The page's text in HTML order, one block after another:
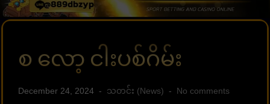
စ လော့ ငါးပစ်ဂိမ်း
December 24, 2024 သတင်း (News) No comments